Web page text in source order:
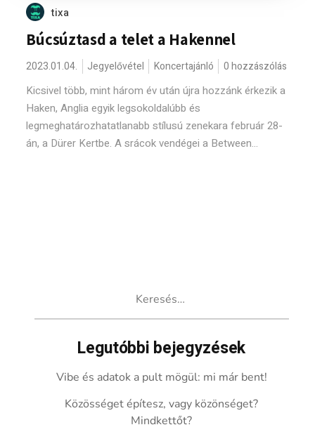
tixa
Búcsúztasd a telet a Hakennel
2023.01.04. Jegyelővétel Koncertajánló 0 hozzászólás
Kicsivel több, mint három év után újra hozzánk érkezik a
Haken, Anglia egyik legsokoldalúbb és
legmeghatározhatatlanabb stílusú zenekara február 28-
án, a Dürer Kertbe. A srácok vendégei a Between...
Legutóbbi bejegyzések
Vibe és adatok a pult mögül: mi már bent!
Közösséget építesz, vagy közönséget?
Mindkettőt?